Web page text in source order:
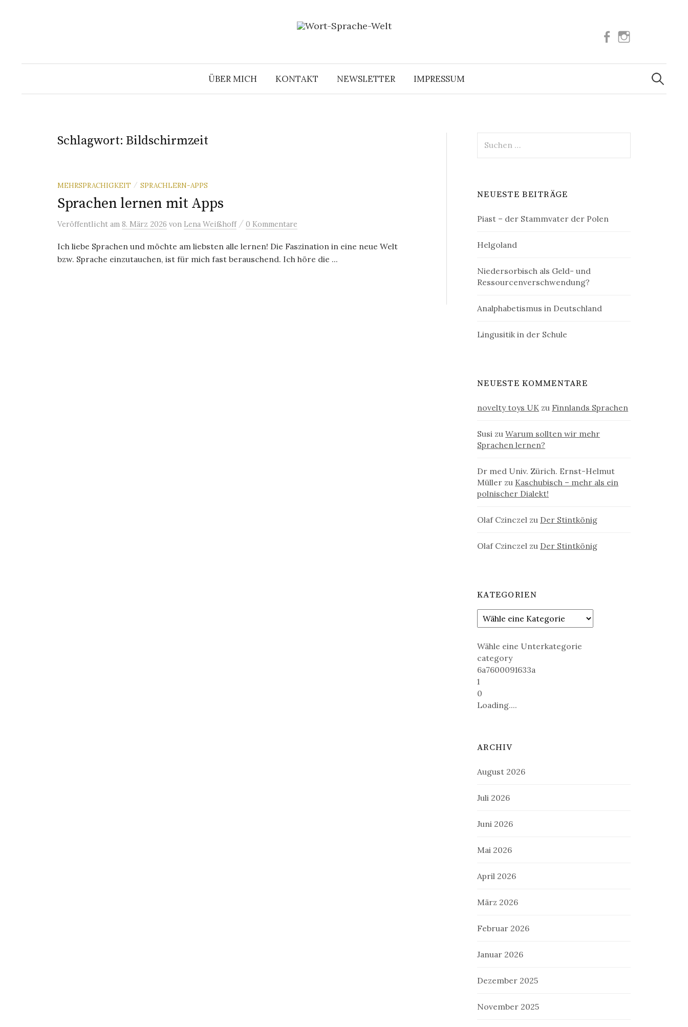
Facebook
ÜBER MICH KONTAKT NEWSLETTER IMPRESSUM
Suchen
nach:
Schlagwort: Bildschirmzeit
MEHRSPRACHIGKEIT / SPRACHLERN-APPS
Sprachen lernen mit Apps
Veröffentlicht am 8. März 2026 von Lena Weißhoff / 0 Kommentare
Ich liebe Sprachen und möchte am liebsten alle lernen! Die Faszination in eine neue Welt
bzw. Sprache einzutauchen, ist für mich fast berauschend. Ich höre die ...
nach:
NEUESTE BEITRÄGE
Piast – der Stammvater der Polen
Helgoland
Niedersorbisch als Geld- und
Ressourcenverschwendung?
Analphabetismus in Deutschland
Lingusitik in der Schule
NEUESTE KOMMENTARE
novelty toys UK zu Finnlands Sprachen
Susi zuWarum sollten wir mehr
Sprachen lernen?
Dr med Univ. Zürich. Ernst-Helmut
Müller zu Kaschubisch – mehr als ein
polnischer Dialekt!
Olaf Czinczel zu Der Stintkönig
Olaf Czinczel zu Der Stintkönig
KATEGORIEN
Wähle eine Unterkategorie
category
6a7600091633a
1
0
Loading....
ARCHIV
August 2026
Juli 2026
Juni 2026
Mai 2026
April 2026
März 2026
Februar 2026
Januar 2026
Dezember 2025
November 2025